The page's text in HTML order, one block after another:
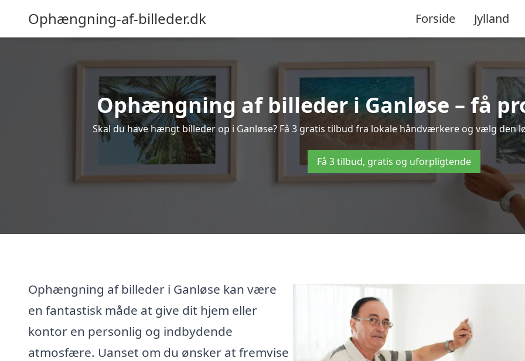
Ophængning-af-billeder.dk Forside Jylland
Ophængning af billeder i Ganløse – få
Skal du have hængt billeder op i Ganløse? Få 3 gratis tilbud fra lokale håndværkere og vælg den
Få 3 tilbud, gratis og uforpligtende
Ophængning af billeder i Ganløse kan være
en fantastisk måde at give dit hjem eller
kontor en personlig og indbydende
atmosfære. Uanset om du ønsker at fremvise